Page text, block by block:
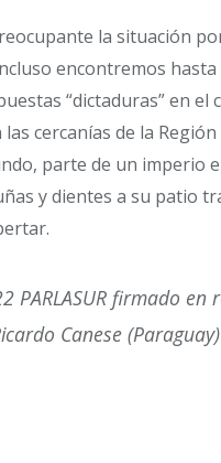
la situación
encontremos
“dictaduras” en
cercanías de la
parte de un imperio
y dientes a su patio
PARLASUR firmado
Canese (Paraguay)